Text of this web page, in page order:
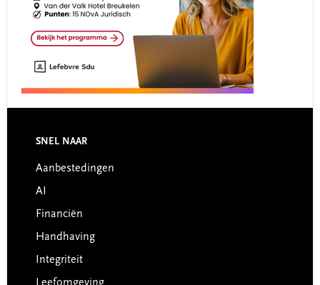
Footer
SNEL NAAR
Aanbestedingen
AI
Financiën
Handhaving
Integriteit